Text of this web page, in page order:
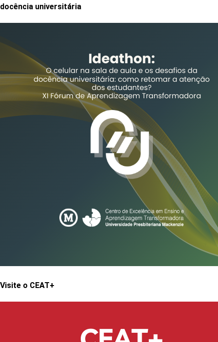
docência universitária
Visite o CEAT+